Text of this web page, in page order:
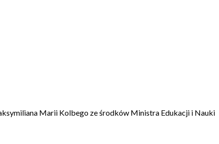
Marii Kolbego ze środków Ministra Edukacji i Nauki